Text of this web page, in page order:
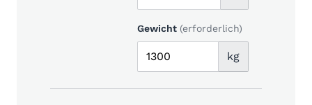
Gewicht (erforderlich)
kg